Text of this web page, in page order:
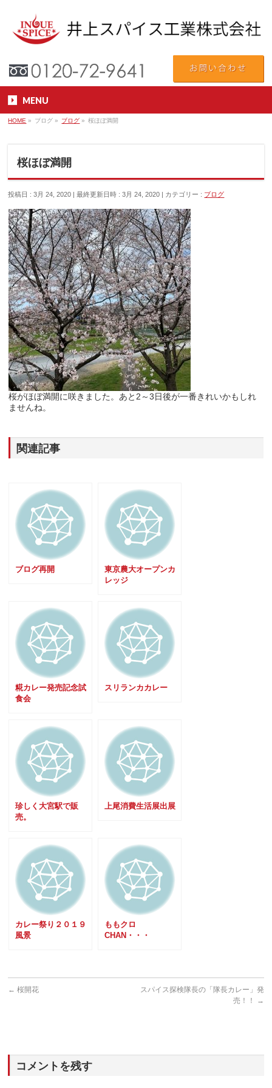
MENU
HOME » ブログ » ブログ » 桜ほぼ満開
桜ほぼ満開
投稿日 : 3月 24, 2020 最終更新日時 : 3月 24, 2020 カテゴリー : ブログ
桜がほぼ満開に咲きました。あと2～3日後が一番きれいかもしれ
ませんね。
関連記事
ブログ再開
東京農大オープンカ
レッジ
糀カレー発売記念試
食会
スリランカカレー
珍しく大宮駅で販
売。
上尾消費生活展出展
カレー祭り２０１９
風景
ももクロ
CHAN・・・
← 桜開花
スパイス探検隊長の「隊長カレー」発
売！！
→
コメントを残す